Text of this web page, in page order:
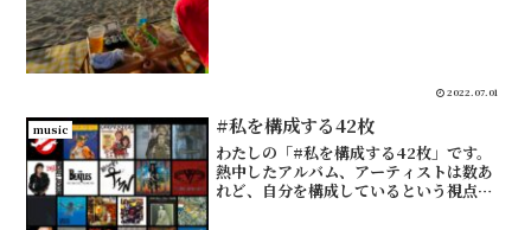
2022.07.01
music #私を構成する42枚
わたしの「#私を構成する42枚」です。
熱中したアルバム、アーティストは数あ
れど、自分を構成しているという視点